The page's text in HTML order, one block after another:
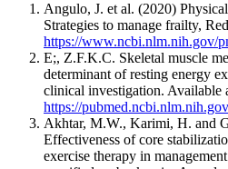
Angulo, J. et al. (2020)
Strategies to manage frailty,
https://www.ncbi.nlm.nih.gov/
E;, Z.F.K.C. Skeletal muscle
determinant of resting energy
clinical investigation. Available
https://
Akhtar, M.W., Karimi, H. and
Effectiveness of core
exercise therapy in